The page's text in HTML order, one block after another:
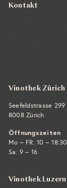
Kontakt
Vinothek Zürich
Seefeldstrasse 299
8008 Zürich
Öffnungszeiten
Mo – FR: 10 – 18:30
Sa: 9 – 16
Vinothek Luzern